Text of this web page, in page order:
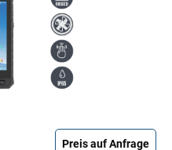
Preis auf Anfrage